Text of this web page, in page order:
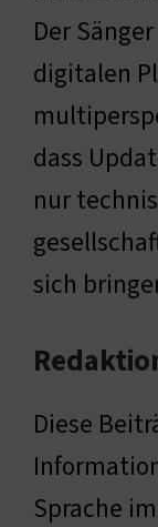
Der
digitalen
dass
nur
sich
Diese
Sprache